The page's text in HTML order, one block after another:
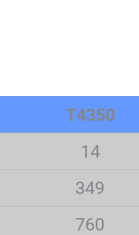
T4350
14
349
760